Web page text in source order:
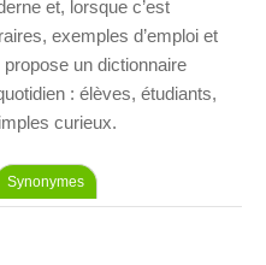
et, lorsque c’est
exemples d’emploi et
un dictionnaire
: élèves, étudiants,
curieux.
Synonymes